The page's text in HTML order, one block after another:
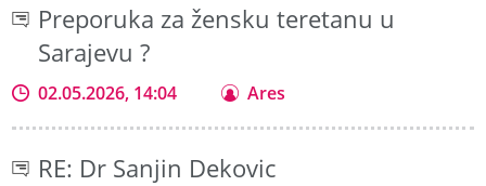
Preporuka za žensku teretanu u
Sarajevu ?
02.05.2026, 14:04 Ares
RE: Dr Sanjin Dekovic